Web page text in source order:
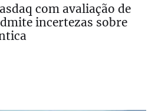
com avaliação de
incertezas sobre